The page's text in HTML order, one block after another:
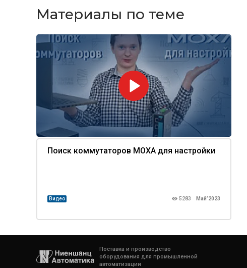
Материалы по теме
Поиск коммутаторов MOXA для настройки
Видео 5283 Май’2023
Поставка и производство
оборудования для промышленной
автоматизации